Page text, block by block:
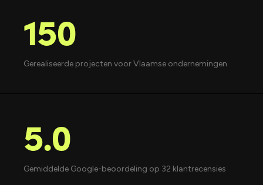
150
Gerealiseerde projecten voor Vlaamse ondernemingen
5.0
Gemiddelde Google-beoordeling op 32 klantrecensies